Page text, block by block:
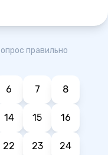
правильно
6 7 8
14 15 16
22 23 24